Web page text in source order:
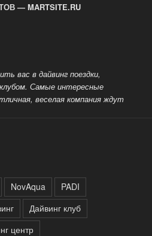
— MARTSITE.RU
вас в дайвинг поездки,
Самые интересные
веселая компания ждут
NovAqua
PADI
Дайвинг клуб
центр